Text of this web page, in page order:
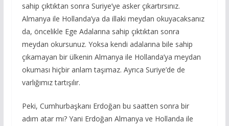
sahip çıktıktan sonra Suriye’ye asker çıkartırsınız.
Almanya ile Hollanda’ya da illaki meydan okuyacaksanız
da, öncelikle Ege Adalarına sahip çıktıktan sonra
meydan okursunuz. Yoksa kendi adalarına bile sahip
çıkamayan bir ülkenin Almanya ile Hollanda’ya meydan
okuması hiçbir anlam taşımaz. Ayrıca Suriye’de de
varlığımız tartışılır.
Peki, Cumhurbaşkanı Erdoğan bu saatten sonra bir
adım atar mı? Yani Erdoğan Almanya ve Hollanda ile